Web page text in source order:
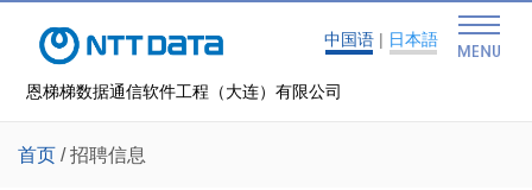
恩梯梯数据通信软件工程（大连）有限公司
中国语| 日本語
首页 /招聘信息